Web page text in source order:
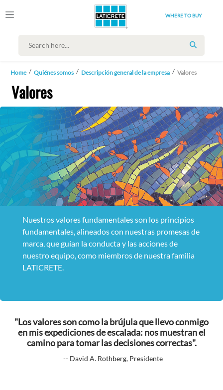
WHERE TO BUY
SEARCH
Home Quiénes somos Descripción general de la empresa Valores
Valores
Nuestros valores fundamentales son los principios
fundamentales, alineados con nuestras promesas de
marca, que guían la conducta y las acciones de
nuestro equipo, como miembros de nuestra familia
LATICRETE.
"Los valores son como la brújula que llevo conmigo
en mis expediciones de escalada: nos muestran el
camino para tomar las decisiones correctas".
-- David A. Rothberg, Presidente